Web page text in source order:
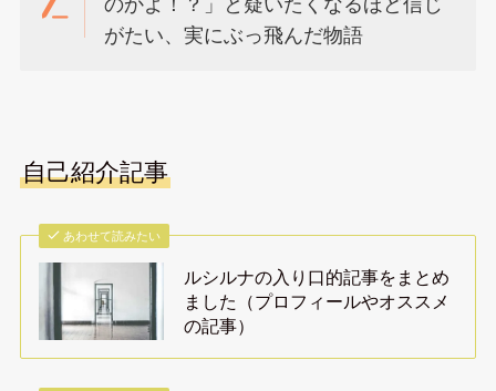
のかよ！？」と疑いたくなるほど信じ
がたい、実にぶっ飛んだ物語
自己紹介記事
あわせて読みたい
ルシルナの入り口的記事をまとめ
ました（プロフィールやオススメ
の記事）